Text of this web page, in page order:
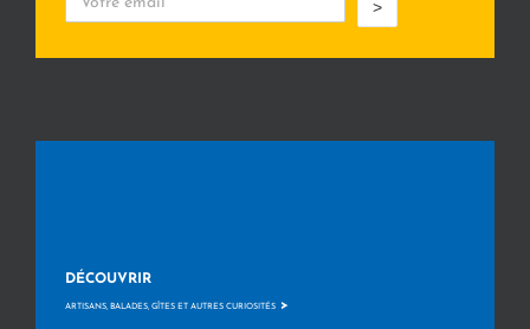
>
DÉCOUVRIR
ARTISANS, BALADES, GÎTES ET AUTRES CURIOSITÉS >